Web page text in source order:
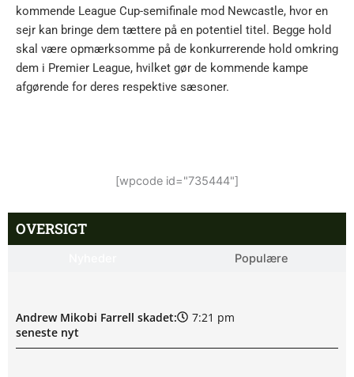
kommende League Cup-semifinale mod Newcastle, hvor en
sejr kan bringe dem tættere på en potentiel titel. Begge hold
skal være opmærksomme på de konkurrerende hold omkring
dem i Premier League, hvilket gør de kommende kampe
afgørende for deres respektive sæsoner.
[wpcode id="735444"]
OVERSIGT
Populære
Andrew Mikobi Farrell skadet:
seneste nyt
7:21 pm